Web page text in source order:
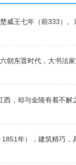
威王七年（前333）
朝东晋时代，大书法
，却与金陵有着不解
年），建筑精巧